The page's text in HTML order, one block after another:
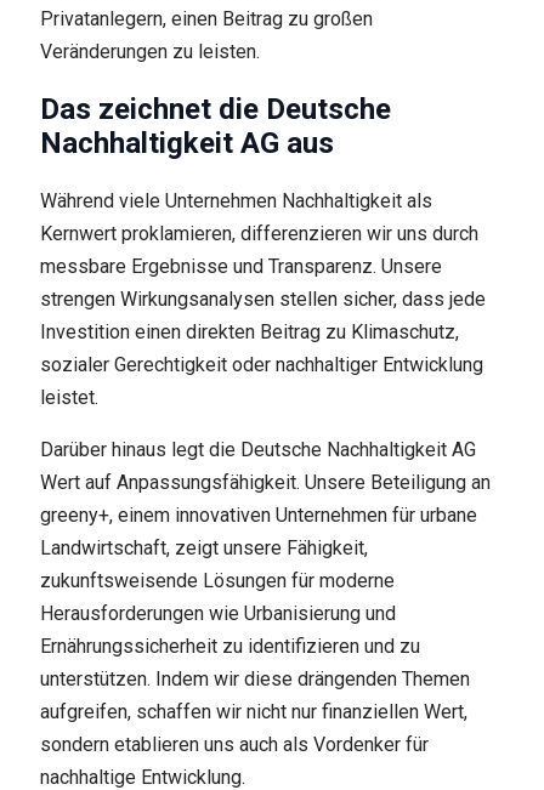
Privatanlegern, einen Beitrag zu großen
Veränderungen zu leisten.
Das zeichnet die Deutsche
Nachhaltigkeit AG aus
Während viele Unternehmen Nachhaltigkeit als
Kernwert proklamieren, differenzieren wir uns durch
messbare Ergebnisse und Transparenz. Unsere
strengen Wirkungsanalysen stellen sicher, dass jede
Investition einen direkten Beitrag zu Klimaschutz,
sozialer Gerechtigkeit oder nachhaltiger Entwicklung
leistet.
Darüber hinaus legt die Deutsche Nachhaltigkeit AG
Wert auf Anpassungsfähigkeit. Unsere Beteiligung an
greeny+, einem innovativen Unternehmen für urbane
Landwirtschaft, zeigt unsere Fähigkeit,
zukunftsweisende Lösungen für moderne
Herausforderungen wie Urbanisierung und
Ernährungssicherheit zu identifizieren und zu
unterstützen. Indem wir diese drängenden Themen
aufgreifen, schaffen wir nicht nur finanziellen Wert,
sondern etablieren uns auch als Vordenker für
nachhaltige Entwicklung.